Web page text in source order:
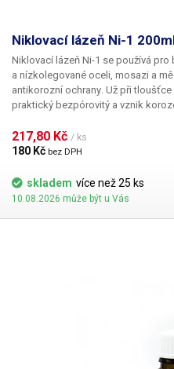
Niklovací lázeň Ni-1
Niklovací lázeň Ni-1 se používá
a nízkolegované oceli, mosazi a
antikorozní ochrany. Už při
praktický bezpórovitý a vznik koroze je tak
lázně. Obsah balení (včetně
destilované vody. Návod k
217,80 Kč / ks
180 Kč bez DPH
skladem více než 25 ks
10.08.2026 může být u Vás